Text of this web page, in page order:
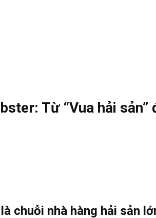
Từ “Vua hải sản”
chuỗi nhà hàng hải sản